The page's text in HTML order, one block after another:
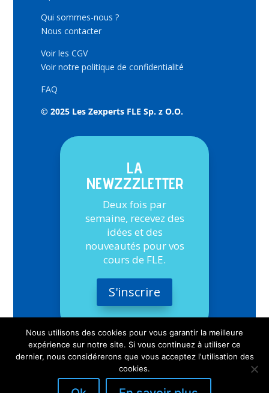
Qui sommes-nous ?
Nous contacter
Voir les CGV
Voir notre politique de confidentialité
FAQ
© 2025 Les Zexperts FLE Sp. z O.O.
LA
NEWZZZLETTER
Deux fois par
semaine, recevez des
idées et des
nouveautés pour vos
cours de FLE.
S'inscrire
Nous utilisons des cookies pour vous garantir la meilleure
expérience sur notre site. Si vous continuez à utiliser ce
dernier, nous considérerons que vous acceptez l'utilisation des
cookies.